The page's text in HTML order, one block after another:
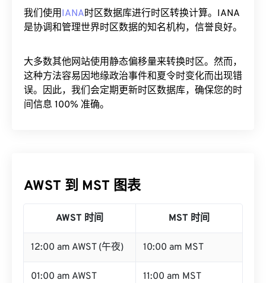
我们使用IANA时区数据库进行时区转换计算。IANA
是协调和管理世界时区数据的知名机构，信誉良好。
大多数其他网站使用静态偏移量来转换时区。然而，
这种方法容易因地缘政治事件和夏令时变化而出现错
误。因此，我们会定期更新时区数据库，确保您的时
间信息 100% 准确。
AWST 到 MST 图表
AWST 时间 MST 时间
12:00 am AWST (午夜) 10:00 am MST
01:00 am AWST 11:00 am MST